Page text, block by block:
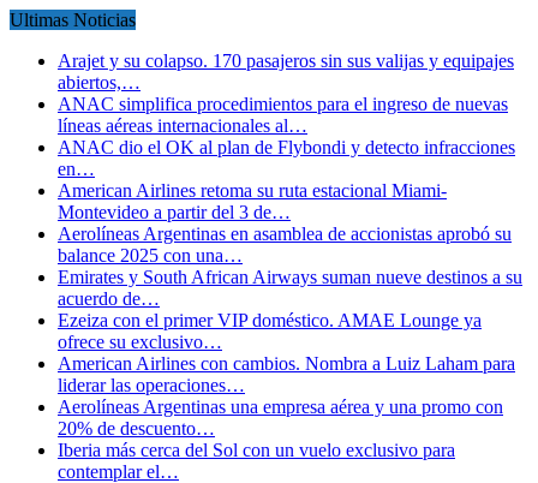
Ultimas Noticias
Arajet y su colapso. 170 pasajeros sin sus valijas y equipajes
abiertos,…
ANAC simplifica procedimientos para el ingreso de nuevas
líneas aéreas internacionales al…
ANAC dio el OK al plan de Flybondi y detecto infracciones
en…
American Airlines retoma su ruta estacional Miami-
Montevideo a partir del 3 de…
Aerolíneas Argentinas en asamblea de accionistas aprobó su
balance 2025 con una…
Emirates y South African Airways suman nueve destinos a su
acuerdo de…
Ezeiza con el primer VIP doméstico. AMAE Lounge ya
ofrece su exclusivo…
American Airlines con cambios. Nombra a Luiz Laham para
liderar las operaciones…
Aerolíneas Argentinas una empresa aérea y una promo con
20% de descuento…
Iberia más cerca del Sol con un vuelo exclusivo para
contemplar el…